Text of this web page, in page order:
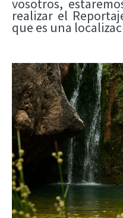
vosotros,
realizar el
que es una